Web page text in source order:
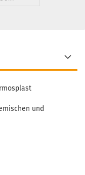
und